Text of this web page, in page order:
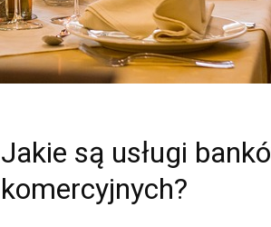
Jakie są usługi
komercyjnych?